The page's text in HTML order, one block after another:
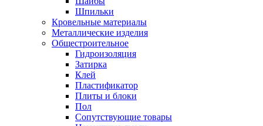
Шпильки
Кровельные материалы
Металлические изделия
Общестроительное
Гидроизоляция
Затирка
Клей
Пластификатор
Плиты и блоки
Пол
Сопутствующие товары